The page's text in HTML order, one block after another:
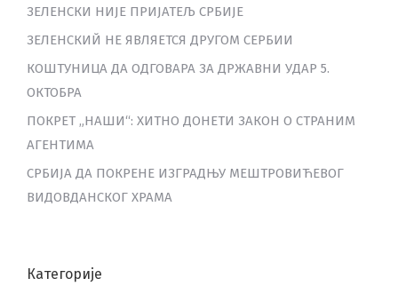
ЗЕЛЕНСКИ НИЈЕ ПРИЈАТЕЉ СРБИЈЕ
ЗЕЛЕНСКИЙ НЕ ЯВЛЯЕТСЯ ДРУГОМ СЕРБИИ
КОШТУНИЦА ДА ОДГОВАРА ЗА ДРЖАВНИ УДАР 5.
ОКТОБРА
ПОКРЕТ „НАШИ“: ХИТНО ДОНЕТИ ЗАКОН О СТРАНИМ
АГЕНТИМА
СРБИЈА ДА ПОКРЕНЕ ИЗГРАДЊУ МЕШТРОВИЋЕВОГ
ВИДОВДАНСКОГ ХРАМА
Категорије